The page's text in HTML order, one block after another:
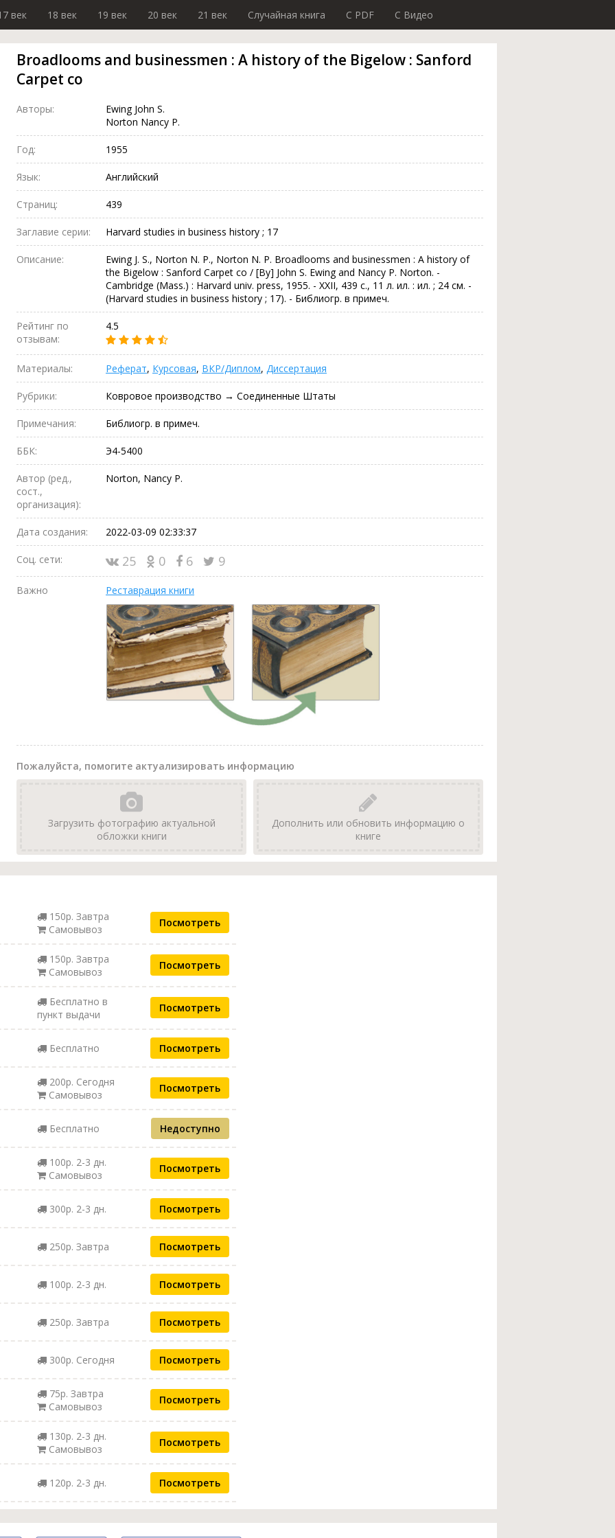
век 18 век 19 век 20 век 21 век Случайная книга C PDF C Видео
Broadlooms and businessmen : A history of the Bigelow : Sanford
Carpet co
Авторы:
Ewing John S.
Norton Nancy P.
Год: 1955
Язык: Английский
Страниц: 439
Заглавие серии: Harvard studies in business history ; 17
Описание:
Ewing J. S., Norton N. P., Norton N. P. Broadlooms and businessmen : A history of
the Bigelow : Sanford Carpet co / [By] John S. Ewing and Nancy P. Norton. -
Cambridge (Mass.) : Harvard univ. press, 1955. - XXII, 439 с., 11 л. ил. : ил. ; 24 см. -
(Harvard studies in business history ; 17). - Библиогр. в примеч.
Рейтинг по
отзывам:
4.5
Материалы: Реферат, Курсовая, ВКР/Диплом, Диссертация
Рубрики: Ковровое производство → Соединенные Штаты
Примечания: Библиогр. в примеч.
ББК: Э4-5400
Автор (ред.,
сост.,
организация):
Norton, Nancy P.
Дата создания: 2022-03-09 02:33:37
Соц. сети: 25 0 6 9
Важно Реставрация книги
Пожалуйста, помогите актуализировать информацию
Загрузить фотографию актуальной
обложки книги
Дополнить или обновить информацию о
книге
150р. Завтра
Самовывоз
Посмотреть
150р. Завтра
Самовывоз
Посмотреть
Бесплатно в
пункт выдачи
Посмотреть
Бесплатно Посмотреть
200р. Сегодня
Самовывоз
Посмотреть
Бесплатно Недоступно
100р. 2-3 дн.
Самовывоз
Посмотреть
300р. 2-3 дн. Посмотреть
250р. Завтра Посмотреть
100р. 2-3 дн. Посмотреть
250р. Завтра Посмотреть
300р. Сегодня Посмотреть
75р. Завтра
Самовывоз
Посмотреть
130р. 2-3 дн.
Самовывоз
Посмотреть
120р. 2-3 дн. Посмотреть